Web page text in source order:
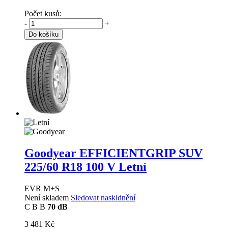
Počet kusů:
-
+
Do košíku
Goodyear EFFICIENTGRIP SUV
225/60 R18 100 V Letní
EVR M+S
Není skladem Sledovat naskldnění
C B B 70 dB
3 481 Kč